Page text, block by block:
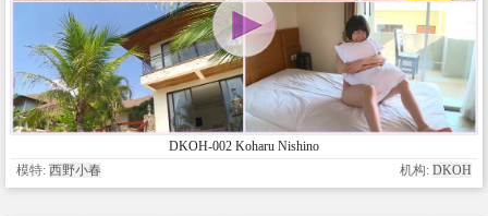
DKOH-002 Koharu Nishino
模特: 西野小春 机构: DKOH